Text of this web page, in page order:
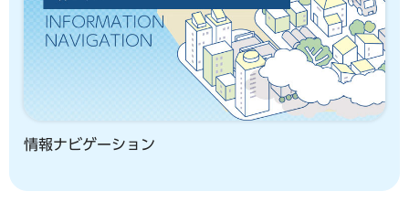
情報ナビゲーション